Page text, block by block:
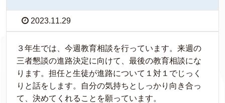
2023.11.29
３年生では、今週教育相談を行っています。来週の
三者懇談の進路決定に向けて、最後の教育相談にな
ります。担任と生徒が進路について１対１でじっく
りと話をします。自分の気持ちとしっかり向き合っ
て、決めてくれることを願っています。